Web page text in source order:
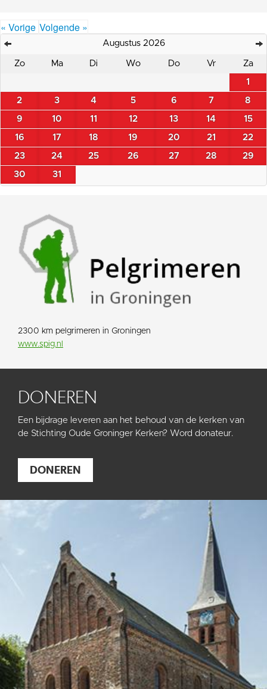
« Vorige Volgende »
Augustus 2026
Zo Ma Di Wo Do Vr Za
1
2 3 4 5 6 7 8
9 10 11 12 13 14 15
16 17 18 19 20 21 22
23 24 25 26 27 28 29
30 31
2300 km pelgrimeren in Groningen
www.spig.nl
DONEREN
Een bijdrage leveren aan het behoud van de kerken van
de Stichting Oude Groninger Kerken? Word donateur.
DONEREN